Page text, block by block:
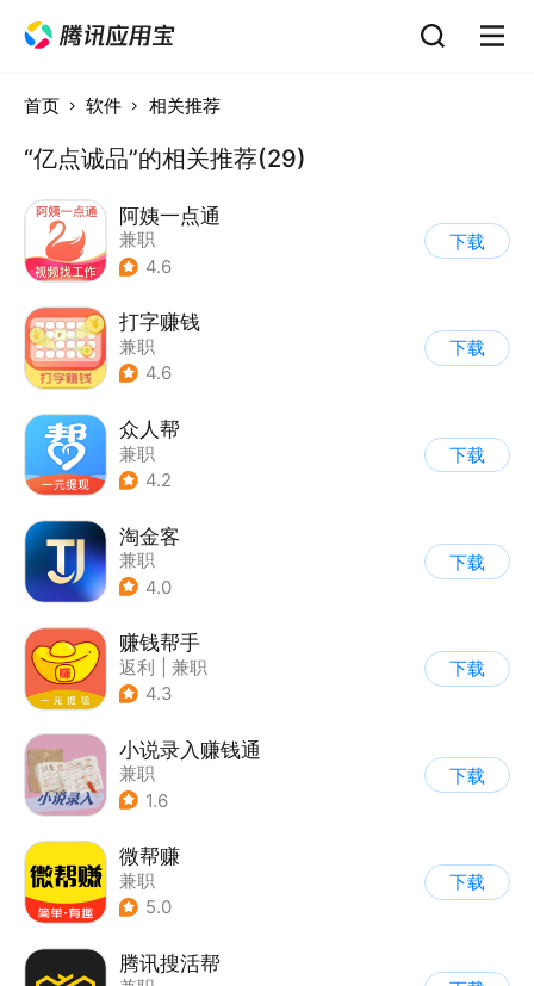
首页 软件 相关推荐
“亿点诚品”的相关推荐(29)
阿姨一点通
兼职
4.6
下载
打字赚钱
兼职
4.6
下载
众人帮
兼职
4.2
下载
淘金客
兼职
4.0
下载
赚钱帮手
返利
兼职
4.3
下载
小说录入赚钱通
兼职
1.6
下载
微帮赚
兼职
5.0
下载
腾讯搜活帮